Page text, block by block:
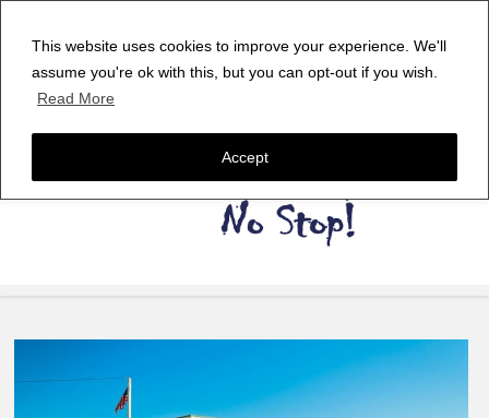
This website uses cookies to improve your experience. We'll
assume you're ok with this, but you can opt-out if you wish.
Read More
Accept